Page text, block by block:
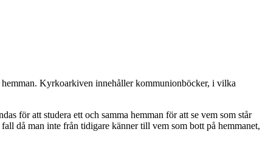
Kyrkoarkiven innehåller kommunionböcker, i vilka
för att studera ett och samma hemman för att se vem som står
då man inte från tidigare känner till vem som bott på hemmanet,